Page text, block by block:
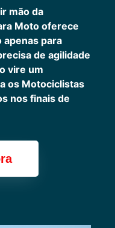
mão da
Moto oferece
para
de agilidade
vire um
os Motociclistas
nos finais de